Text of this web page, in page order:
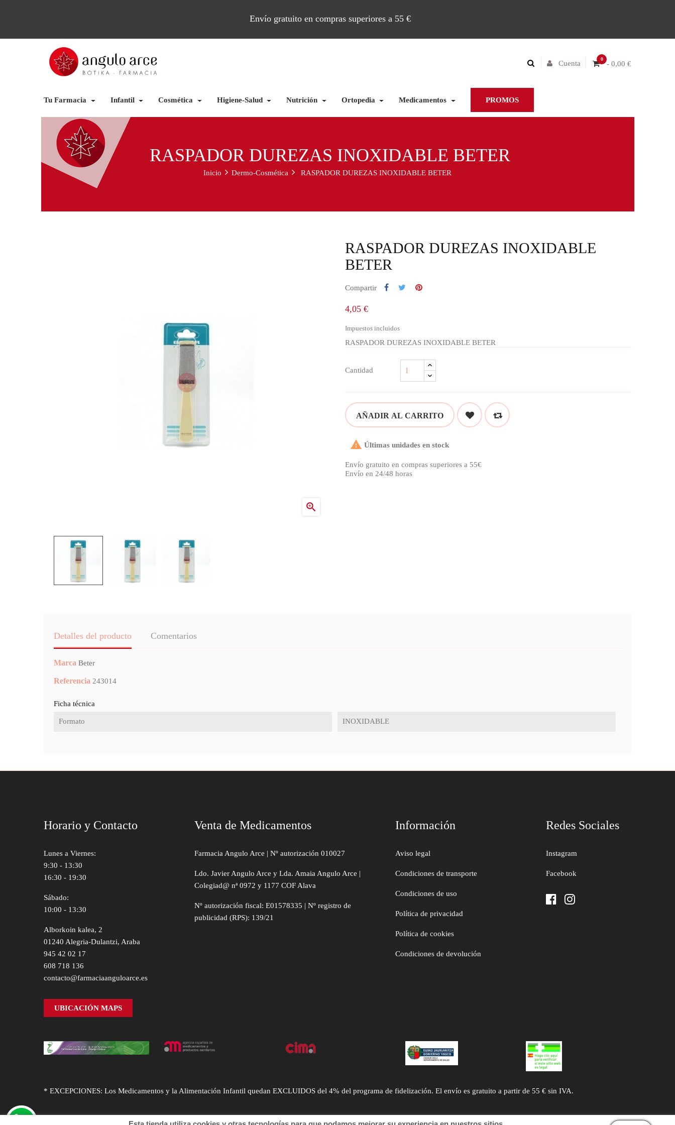
Envío gratuito en compras superiores a 55 €
0
- 0,00 €
Cuenta
Tu Farmacia Infantil Cosmética Higiene-Salud Nutrición Ortopedia Medicamentos PROMOS
RASPADOR DUREZAS INOXIDABLE BETER
Inicio Dermo-Cosmética RASPADOR DUREZAS INOXIDABLE BETER

RASPADOR DUREZAS INOXIDABLE
BETER
Compartir
4,05 €
Impuestos incluidos
RASPADOR DUREZAS INOXIDABLE BETER
Cantidad
AÑADIR AL CARRITO
 Últimas unidades en stock
Envío gratuito en compras superiores a 55€
Envío en 24/48 horas
Detalles del producto Comentarios
Marca Beter
Referencia 243014
Ficha técnica
Formato INOXIDABLE
Horario y Contacto
Lunes a Viernes:
9:30 - 13:30
16:30 - 19:30
Sábado:
10:00 - 13:30
Alborkoin kalea, 2
01240 Alegria-Dulantzi, Araba
945 42 02 17
608 718 136
contacto@farmaciaanguloarce.es
UBICACIÓN MAPS
Venta de Medicamentos
Farmacia Angulo Arce | Nº autorización 010027
Ldo. Javier Angulo Arce y Lda. Amaia Angulo Arce |
Colegiad@ nª 0972 y 1177 COF Alava
Nº autorización fiscal: E01578335 | Nº registro de
publicidad (RPS): 139/21
Información
Aviso legal
Condiciones de transporte
Condiciones de uso
Política de privacidad
Política de cookies
Condiciones de devolución
Redes Sociales
Instagram
Facebook
* EXCEPCIONES: Los Medicamentos y la Alimentación Infantil quedan EXCLUIDOS del 4% del programa de fidelización. El envío es gratuito a partir de 55 € sin IVA.